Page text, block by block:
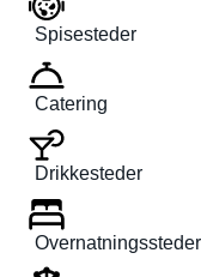
Spisesteder
Catering
Drikkesteder
Overnatningssteder